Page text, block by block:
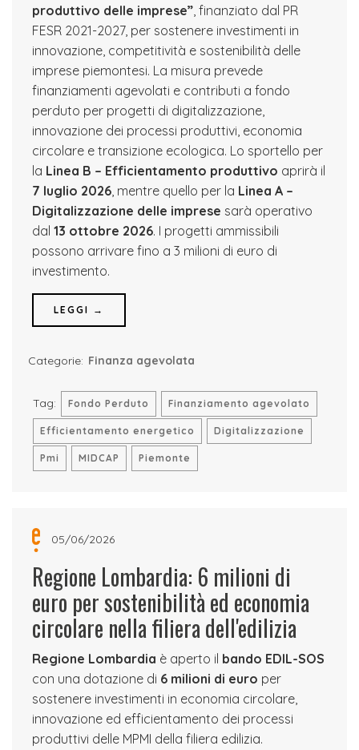
produttivo delle imprese”, finanziato dal PR
FESR 2021-2027, per sostenere investimenti in
innovazione, competitività e sostenibilità delle
imprese piemontesi. La misura prevede
finanziamenti agevolati e contributi a fondo
perduto per progetti di digitalizzazione,
innovazione dei processi produttivi, economia
circolare e transizione ecologica. Lo sportello per
la Linea B – Efficientamento produttivo aprirà il
7 luglio 2026, mentre quello per la Linea A –
Digitalizzazione delle imprese sarà operativo
dal 13 ottobre 2026. I progetti ammissibili
possono arrivare fino a 3 milioni di euro di
investimento.
LEGGI →
Categorie: Finanza agevolata
Tag: Fondo Perduto Finanziamento agevolato
Efficientamento energetico Digitalizzazione
Pmi MIDCAP Piemonte
05/06/2026
Regione Lombardia: 6 milioni di
euro per sostenibilità ed economia
circolare nella filiera dell'edilizia
Regione Lombardia è aperto il bando EDIL-SOS
con una dotazione di 6 milioni di euro per
sostenere investimenti in economia circolare,
innovazione ed efficientamento dei processi
produttivi delle MPMI della filiera edilizia.